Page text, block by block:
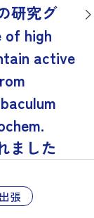
研究グ
of high
active
ました
張